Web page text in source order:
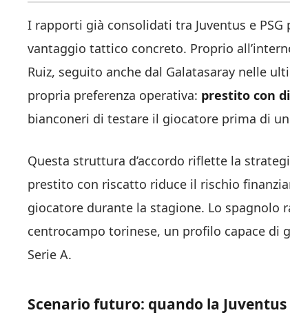
I rapporti già consolidati tra Juventus e
vantaggio tattico concreto. Proprio
Ruiz, seguito anche dal Galatasaray nelle
propria preferenza operativa: prestito con
bianconeri di testare il giocatore prima di
Questa struttura d’accordo riflette la
prestito con riscatto riduce il rischio
giocatore durante la stagione. Lo spagnolo
centrocampo torinese, un profilo capace di
Serie A.
Scenario futuro: quando la